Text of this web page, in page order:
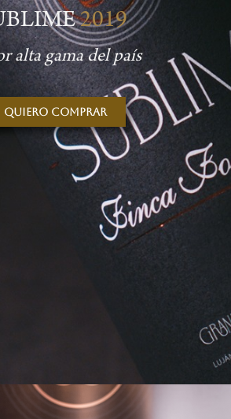
2019
alta gama del país
Quiero comprar